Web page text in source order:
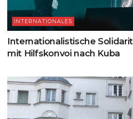
INTERNATIONALES
Internationalistische
mit Hilfskonvoi nach Kuba